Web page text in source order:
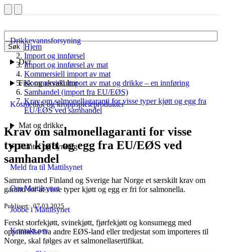
Søk
Drikkevannsforsyning
Dyr
Fisk og akvakultur
Kosmetikk og kroppspleieprodukter
Mat og drikke
Planter og dyrking
Meld fra til Mattilsynet
Om Mattilsynet
Jobbe i Mattilsynet
Kontakt oss
Hjem
Import og innførsel
Import og innførsel av mat
Kommersiell import av mat
Kommersiell import av mat og drikke – en innføring
Samhandel (import fra EU/EØS)
Krav om salmonellagaranti for visse typer kjøtt og egg fra
EU/EØS ved samhandel
Krav om salmonellagaranti for visse
typer kjøtt og egg fra EU/EØS ved
samhandel
Sammen med Finland og Sverige har Norge et særskilt krav om
garanti for at visse typer kjøtt og egg er fri for salmonella.
Publisert 07.03.2025
Ferskt storfekjøtt, svinekjøtt, fjørfekjøtt og konsumegg med
opprinnelse fra andre EØS-land eller tredjestat som importeres til
Norge, skal følges av et salmonellasertifikat.